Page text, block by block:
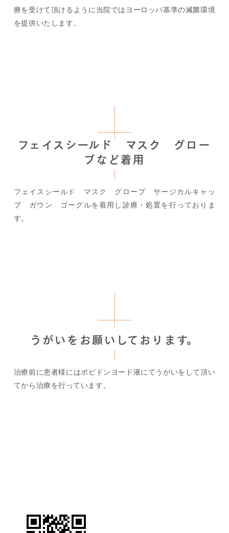
療を受けて頂けるように当院ではヨーロッパ基準の滅菌環境
を提供いたします。
フェイスシールド マスク グロー
ブなど着用
フェイスシールド マスク グローブ サージカルキャッ
プ ガウン ゴーグルを着用し診療・処置を行っておりま
す。
うがいをお願いしております。
治療前に患者様にはポピドンヨード液にてうがいをして頂い
てから治療を行っています。